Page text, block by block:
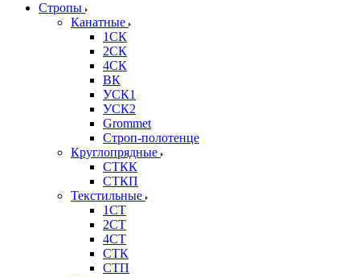
Стропы
Канатные
1СК
2СК
4СК
ВК
УСК1
УСК2
Grommet
Строп-полотенце
Круглопрядные
СТКК
СТКП
Текстильные
1СТ
2СТ
4СТ
СТК
СТП